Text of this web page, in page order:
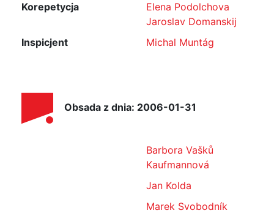
Korepetycja
Elena Podolchova
Jaroslav Domanskij
Inspicjent
Michal Muntág
Obsada z dnia: 2006-01-31
Barbora Vašků
Kaufmannová
Jan Kolda
Marek Svobodník